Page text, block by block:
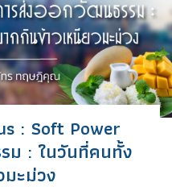
: Soft Power
ม : ในวันที่คนทั้ง
มะม่วง